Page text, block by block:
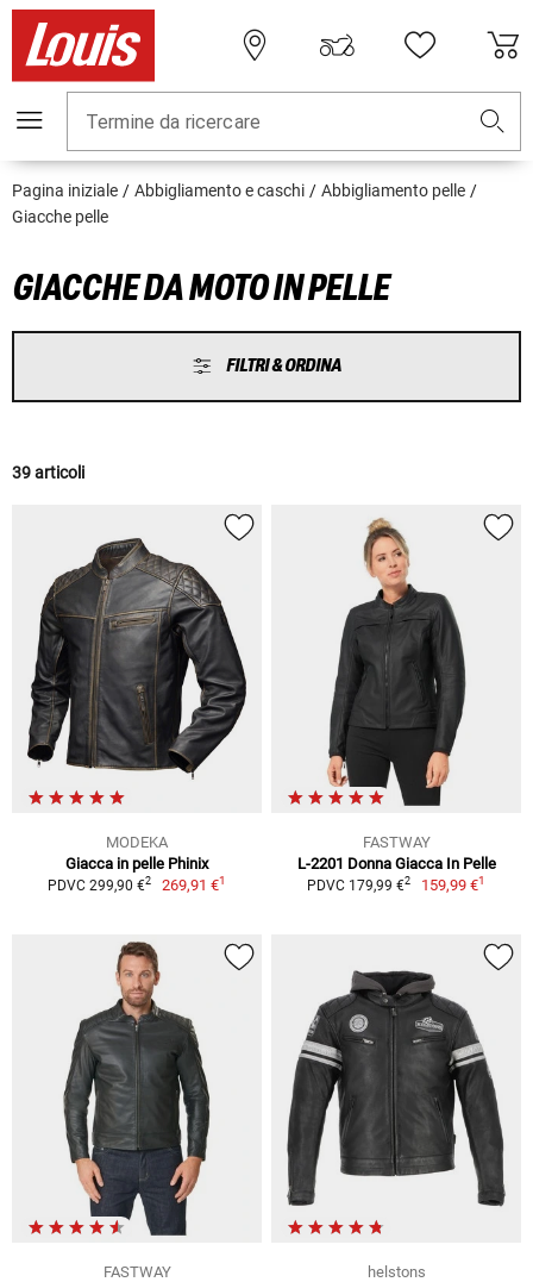
Termine da ricercare
Pagina iniziale Abbigliamento e caschi
Abbigliamento pelle
Giacche pelle
GIACCHE DA MOTO IN PELLE
FILTRI & ORDINA
39 articoli
MODEKA
Giacca in pelle Phinix
PDVC 299,90 €2 269,91 €1
FASTWAY
L-2201 Donna Giacca In Pelle
PDVC 179,99 €2 159,99 €1
FASTWAY
helstons